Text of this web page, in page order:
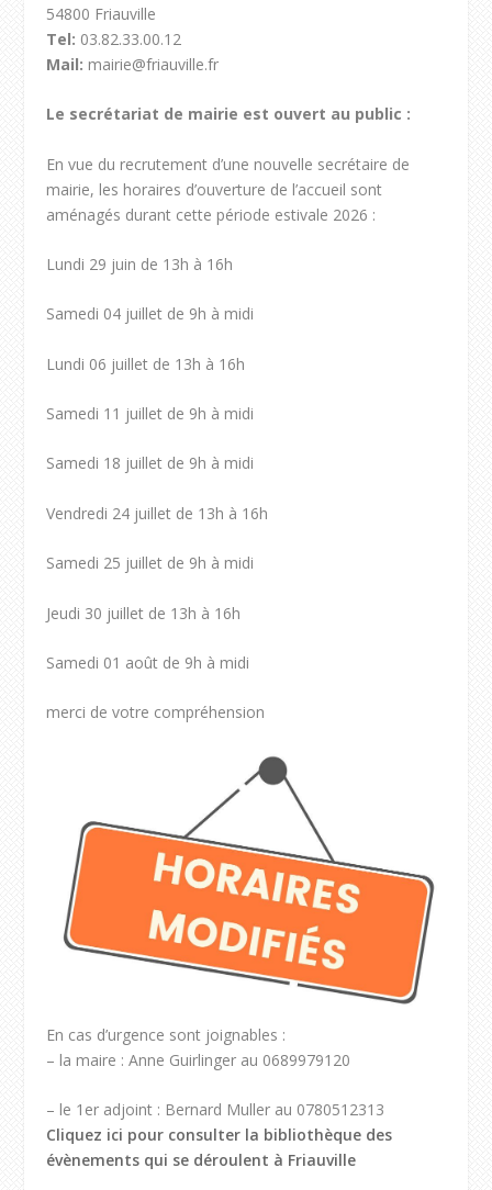
54800 Friauville
Tel: 03.82.33.00.12
Mail: mairie@friauville.fr
Le secrétariat de mairie est ouvert au public :
En vue du recrutement d’une nouvelle secrétaire de
mairie, les horaires d’ouverture de l’accueil sont
aménagés durant cette période estivale 2026 :
Lundi 29 juin de 13h à 16h
Samedi 04 juillet de 9h à midi
Lundi 06 juillet de 13h à 16h
Samedi 11 juillet de 9h à midi
Samedi 18 juillet de 9h à midi
Vendredi 24 juillet de 13h à 16h
Samedi 25 juillet de 9h à midi
Jeudi 30 juillet de 13h à 16h
Samedi 01 août de 9h à midi
merci de votre compréhension
En cas d’urgence sont joignables :
– la maire : Anne Guirlinger au 0689979120
– le 1er adjoint : Bernard Muller au 0780512313
Cliquez ici pour consulter la bibliothèque des
évènements qui se déroulent à Friauville